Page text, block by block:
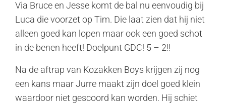
Via Bruce en Jesse komt de bal nu eenvoudig bij
Luca die voorzet op Tim. Die laat zien dat hij niet
alleen goed kan lopen maar ook een goed schot
in de benen heeft! Doelpunt GDC! 5 – 2!!
Na de aftrap van Kozakken Boys krijgen zij nog
een kans maar Jurre maakt zijn doel goed klein
waardoor niet gescoord kan worden. Hij schiet